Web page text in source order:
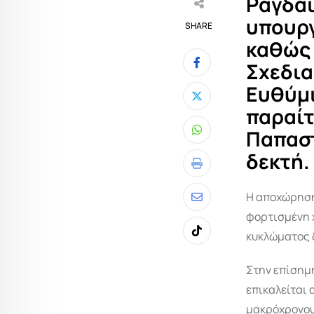
SHARE
Whatsapp
Print
Share
via
Email
Tiktok
καθώς
δεκτή.
Η
φορτισμένη
κυκλώματος
Στην